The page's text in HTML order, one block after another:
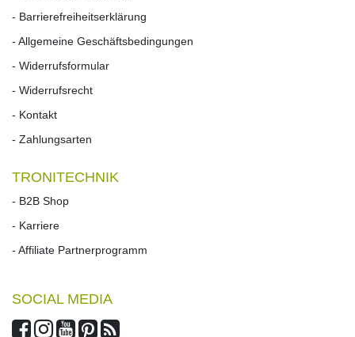
- Barrierefreiheitserklärung
- Allgemeine Geschäftsbedingungen
- Widerrufsformular
- Widerrufs­recht
- Kontakt
- Zahlungsarten
TRONITECHNIK
- B2B Shop
- Karriere
- Affiliate Partnerprogramm
SOCIAL MEDIA